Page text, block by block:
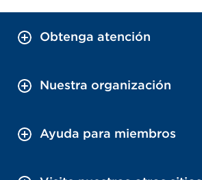
Obtenga atención
Nuestra organización
Ayuda para miembros